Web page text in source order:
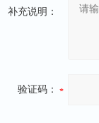
补充说明：
验证码：